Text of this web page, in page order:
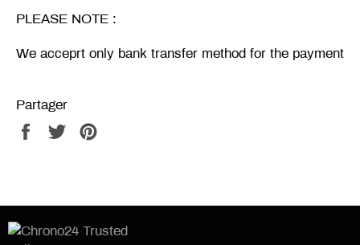
PLEASE NOTE :
We acceprt only bank transfer method for the payment
Partager
PartagerTweeter